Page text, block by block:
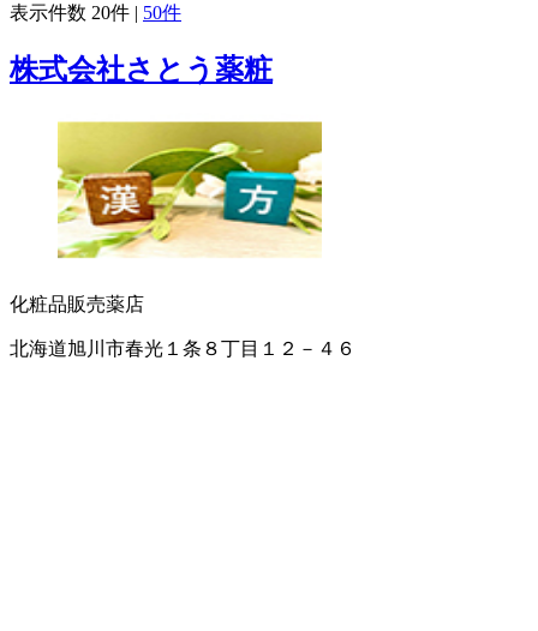
表示件数 20件 | 50件
株式会社さとう薬粧
化粧品販売薬店
北海道旭川市春光１条８丁目１２－４６